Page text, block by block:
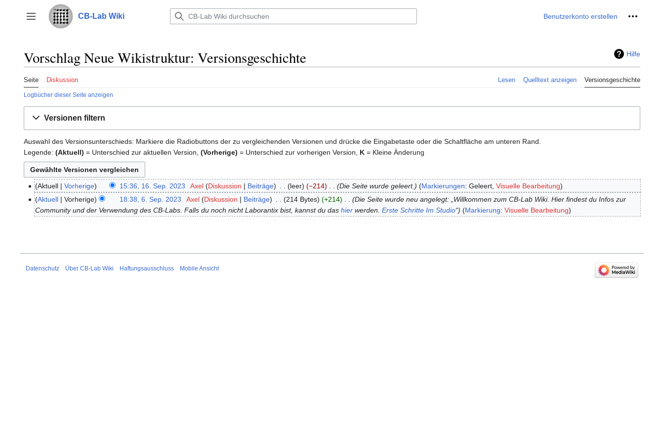
Inhalt
springen
Seitenleiste umschalten
CB-Lab Wiki Benutzerkonto erstellen Meine
Hilfe
Vorschlag Neue Wikistruktur: Versionsgeschichte
Seite Diskussion Lesen Quelltext anzeigen Versionsgeschichte
Logbücher dieser Seite anzeigen
Versionen filtern
Auswahl des Versionsunterschieds: Markiere die Radiobuttons der zu vergleichenden Versionen und drücke die Eingabetaste oder die Schaltfläche am unteren Rand.
Legende: (Aktuell) = Unterschied zur aktuellen Version, (Vorherige) = Unterschied zur vorherigen Version, K = Kleine Änderung
16.
September
2023
Aktuell Vorherige 15:36, 16. Sep. 2023 Axel Diskussion Beiträge leer −214 Die Seite wurde geleert. Markierungen: Geleert Visuelle Bearbeitung
6.
September
Aktuell Vorherige 18:38, 6. Sep. 2023 Axel Diskussion Beiträge 214 Bytes +214
Die Seite wurde neu angelegt: „Willkommen zum CB-Lab Wiki. Hier findest du Infos zur
Community und der Verwendung des CB-Labs. Falls du noch nicht Laborantix bist, kannst du dashier werden.Erste Schritte Im Studio“ Markierung:Visuelle Bearbeitung
Datenschutz Über CB-Lab Wiki Haftungsausschluss Mobile Ansicht